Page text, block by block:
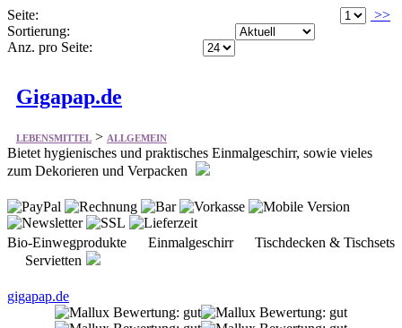
Seite:
>>
Sortierung:
Anz. pro Seite:
Gigapap.de
LEBENSMITTEL>ALLGEMEIN
Bietet hygienisches und praktisches Einmalgeschirr, sowie vieles
zum Dekorieren und Verpacken
Bio-Einwegprodukte Einmalgeschirr Tischdecken & Tischsets
Servietten
gigapap.de